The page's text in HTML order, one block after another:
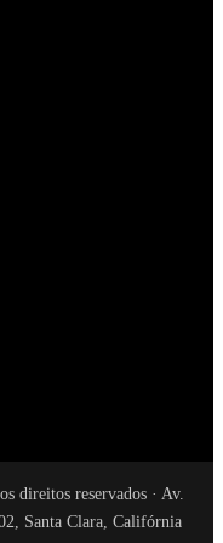
direitos reservados · Av.
Santa Clara, Califórnia